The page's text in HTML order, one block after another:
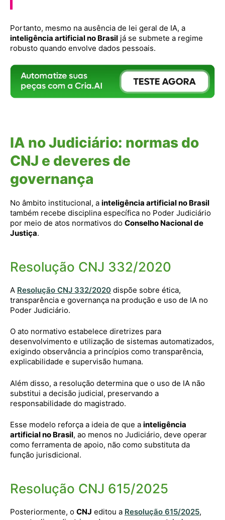
Portanto, mesmo na ausência de lei geral de IA, a
inteligência artificial no Brasil já se submete a regime
robusto quando envolve dados pessoais.
IA no Judiciário: normas do
CNJ e deveres de
governança
No âmbito institucional, a inteligência artificial no Brasil
também recebe disciplina específica no Poder Judiciário
por meio de atos normativos do Conselho Nacional de
Justiça.
Resolução CNJ 332/2020
A Resolução CNJ 332/2020 dispõe sobre ética,
transparência e governança na produção e uso de IA no
Poder Judiciário.
O ato normativo estabelece diretrizes para
desenvolvimento e utilização de sistemas automatizados,
exigindo observância a princípios como transparência,
explicabilidade e supervisão humana.
Além disso, a resolução determina que o uso de IA não
substitui a decisão judicial, preservando a
responsabilidade do magistrado.
Esse modelo reforça a ideia de que a inteligência
artificial no Brasil, ao menos no Judiciário, deve operar
como ferramenta de apoio, não como substituta da
função jurisdicional.
Resolução CNJ 615/2025
Posteriormente, o CNJ editou a Resolução 615/2025,